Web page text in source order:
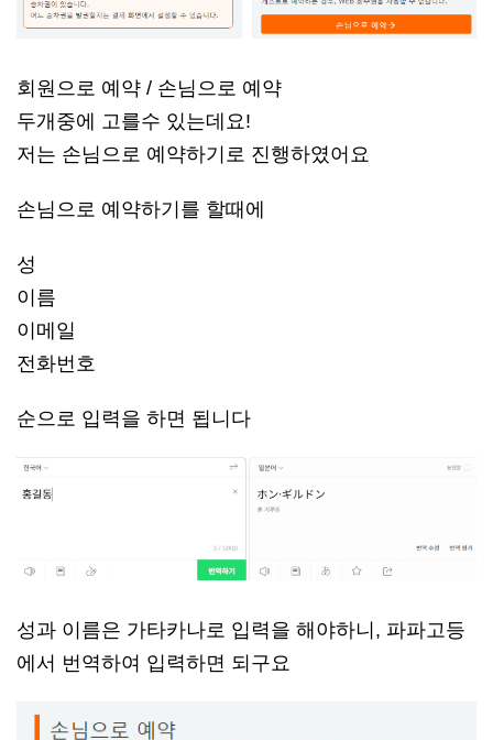
회원으로 예약 / 손님으로 예약
두개중에 고를수 있는데요!
저는 손님으로 예약하기로 진행하였어요
손님으로 예약하기를 할때에
성
이름
이메일
전화번호
순으로 입력을 하면 됩니다
성과 이름은 가타카나로 입력을 해야하니, 파파고등
에서 번역하여 입력하면 되구요